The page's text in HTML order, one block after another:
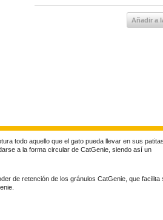
Añadir a
todo aquello que el gato pueda llevar en sus
a la forma circular de CatGenie, siendo así un
de retención de los gránulos CatGenie, que facilita